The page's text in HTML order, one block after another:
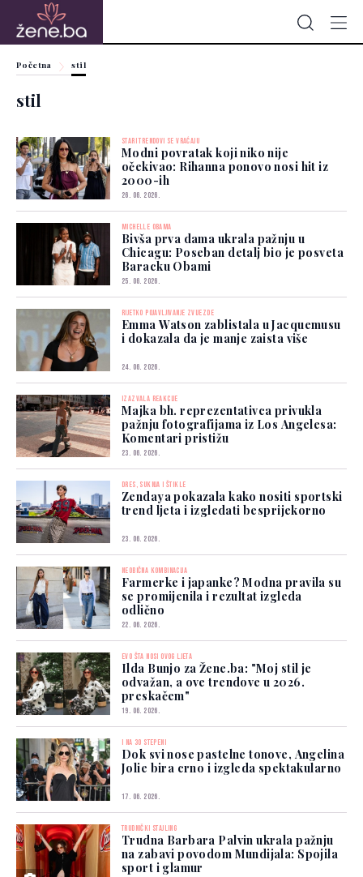
Početna stil
stil
STARI TRENDOVI SE VRAĆAJU
Modni povratak koji niko nije
očekivao: Rihanna ponovo nosi hit iz
2000-ih
26. 06. 2026.
MICHELLE OBAMA
Bivša prva dama ukrala pažnju u
Chicagu: Poseban detalj bio je posveta
Baracku Obami
25. 06. 2026.
RIJETKO POJAVLJIVANJE ZVIJEZDE
Emma Watson zablistala u Jacquemusu
i dokazala da je manje zaista više
24. 06. 2026.
IZAZVALA REAKCIJE
Majka bh. reprezentativca privukla
pažnju fotografijama iz Los Angelesa:
Komentari pristižu
23. 06. 2026.
DRES, SUKNJA I ŠTIKLE
Zendaya pokazala kako nositi sportski
trend ljeta i izgledati besprijekorno
23. 06. 2026.
NEOBIČNA KOMBINACIJA
Farmerke i japanke? Modna pravila su
se promijenila i rezultat izgleda
odlično
22. 06. 2026.
EVO ŠTA NOSI OVOG LJETA
Ilda Bunjo za Žene.ba: "Moj stil je
odvažan, a ove trendove u 2026.
preskačem"
19. 06. 2026.
I NA 30 STEPENI
Dok svi nose pastelne tonove, Angelina
Jolie bira crno i izgleda spektakularno
17. 06. 2026.
TRUDNIČKI STAJLING
Trudna Barbara Palvin ukrala pažnju
na zabavi povodom Mundijala: Spojila
sport i glamur